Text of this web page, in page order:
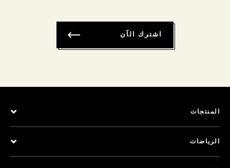
اشترك الآن
المنتجات
الرياضات